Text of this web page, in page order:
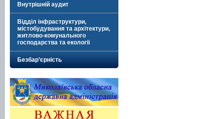
Внутрішній аудит
Відділ інфраструктури,
містобудування та архітектури,
житлово-комунального
господарства та екології
Безбар’єрність